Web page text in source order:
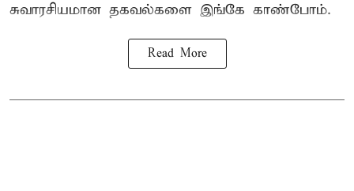
சுவாரசியமான தகவல்களை இங்கே காண்போம்.
Read More